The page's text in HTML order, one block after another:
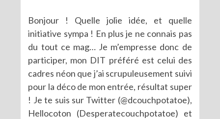
Bonjour ! Quelle jolie idée, et quelle
initiative sympa ! En plus je ne connais pas
du tout ce mag… Je m’empresse donc de
participer, mon DIT préféré est celui des
cadres néon que j’ai scrupuleusement suivi
pour la déco de mon entrée, résultat super
! Je te suis sur Twitter (@dcouchpotatoe),
Hellocoton (Desperatecouchpotatoe) et